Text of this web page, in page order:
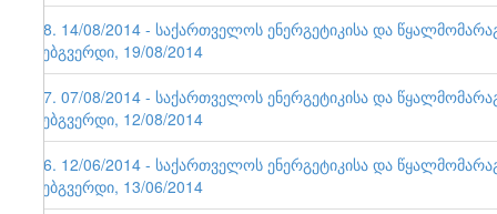
58. 14/08/2014 - საქართველოს ენერგეტიკისა და
ვებგვერდი, 19/08/2014
57. 07/08/2014 - საქართველოს ენერგეტიკისა და
ვებგვერდი, 12/08/2014
56. 12/06/2014 - საქართველოს ენერგეტიკისა და
ვებგვერდი, 13/06/2014